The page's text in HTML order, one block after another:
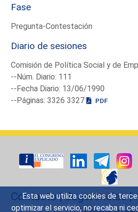
Esta web utiliza cookies de
optimizar el servicio, no recaba ni
Fase
Pregunta-Contestación
Diario de sesiones
Comisión de Política Social y de
--Núm. Diario: 111
--Fecha Diario: 13/06/1990
--Páginas: 3326 3327
PDF
Contacto|Sugerencias|